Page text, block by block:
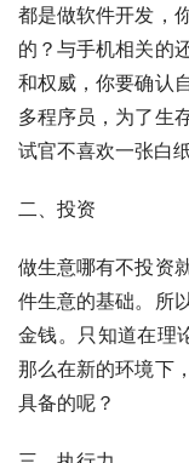
都是做软件开发，
的？与手机相关的
和权威，你要确认
多程序员，为了生
试官不喜欢一张白
二、投资
做生意哪有不投资
件生意的基础。所
金钱。只知道在理
那么在新的环境下
具备的呢？